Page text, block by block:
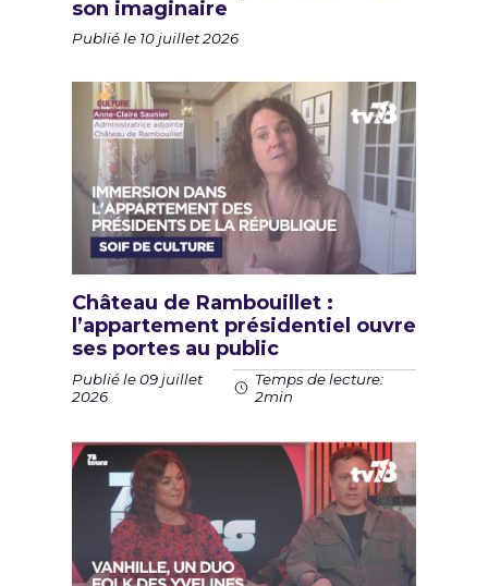
son imaginaire
Publié le 10 juillet 2026
Château de Rambouillet :
l’appartement présidentiel ouvre
ses portes au public
Publié le 09 juillet
2026
Temps de lecture:
2min